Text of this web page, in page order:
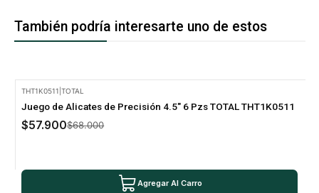
También podría interesarte uno de estos
THT1K0511 |TOTAL
Juego de Alicates de Precisión 4.5" 6 Pzs TOTAL THT1K0511
$57.900$68.000
Agregar Al Carro